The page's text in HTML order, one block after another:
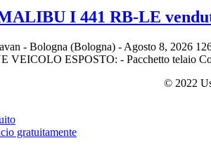
I 441 RB-LE
- Bologna (Bologna) - Agosto 8, 2026
ESPOSTO: - Pacchetto telaio
© 2022
gratuitamente